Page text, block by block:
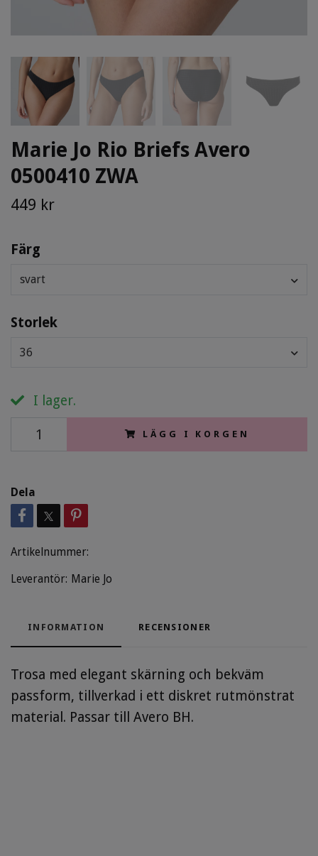
Marie Jo Rio Briefs Avero
0500410 ZWA
449 kr
Färg
svart
Storlek
36
I lager.
LÄGG I KORGEN
Dela
Artikelnummer:
Leverantör: Marie Jo
INFORMATION RECENSIONER
Trosa med elegant skärning och bekväm
passform, tillverkad i ett diskret rutmönstrat
material. Passar till Avero BH.